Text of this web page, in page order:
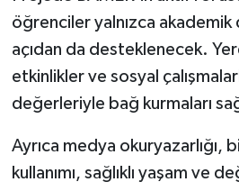
öğrenciler yalnızca akademik
açıdan da desteklenecek.
etkinlikler ve sosyal
değerleriyle bağ kurmaları
Ayrıca medya okuryazarlığı,
kullanımı, sağlıklı yaşam ve